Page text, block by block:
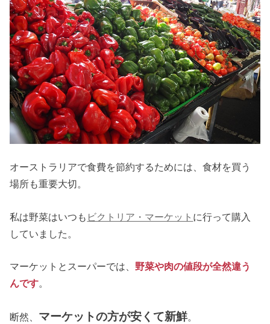
オーストラリアで食費を節約するためには、食材を買う
場所も重要大切。
私は野菜はいつも ビクトリア・マーケット に行って購入
していました。
マーケットとスーパーでは、 野菜や肉の値段が全然違う
んです。
断然、 マーケットの方が安くて新鮮。